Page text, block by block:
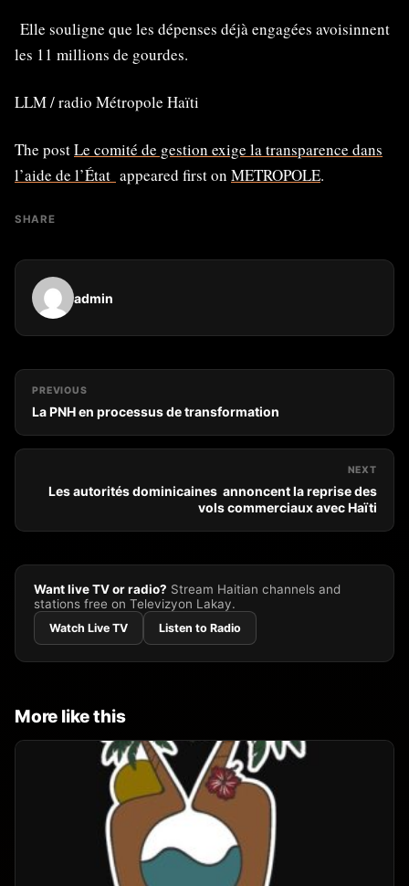
Elle souligne que les dépenses déjà engagées avoisinnent
les 11 millions de gourdes.
LLM / radio Métropole Haïti
The postLe comité de gestion exige la transparence dans
l’aide de l’État appeared first on METROPOLE.
SHARE
admin
PREVIOUS
La PNH en processus de transformation
NEXT
Les autorités dominicaines annoncent la reprise des
vols commerciaux avec Haïti
Want live TV or radio? Stream Haitian channels and
stations free on Televizyon Lakay.
Watch Live TV Listen to Radio
More like this